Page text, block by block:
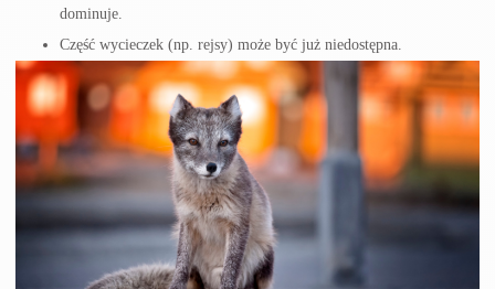
dominuje.
Część wycieczek (np. rejsy) może być już niedostępna.